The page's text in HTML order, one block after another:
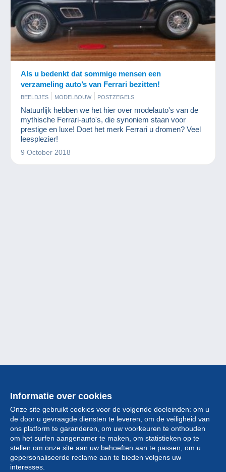
Als u bedenkt dat sommige mensen een
verzameling auto’s van Ferrari bezitten!
BEELDJES MODELBOUW POSTZEGELS
Natuurlijk hebben we het hier over modelauto's van de
mythische Ferrari-auto's, die synoniem staan voor
prestige en luxe! Doet het merk Ferrari u dromen? Veel
leesplezier!
9 October 2018
Informatie over cookies
Onze site gebruikt cookies voor de volgende doeleinden: om u
de door u gevraagde diensten te leveren, om de veiligheid van
ons platform te garanderen, om uw voorkeuren te onthouden
om het surfen aangenamer te maken, om statistieken op te
stellen om onze site aan uw behoeften aan te passen, om u
gepersonaliseerde reclame aan te bieden volgens uw
interesses.
Collectie